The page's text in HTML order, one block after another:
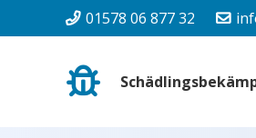
01578 06 877 32